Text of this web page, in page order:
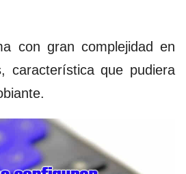
con gran complejidad en
característica que pudiera